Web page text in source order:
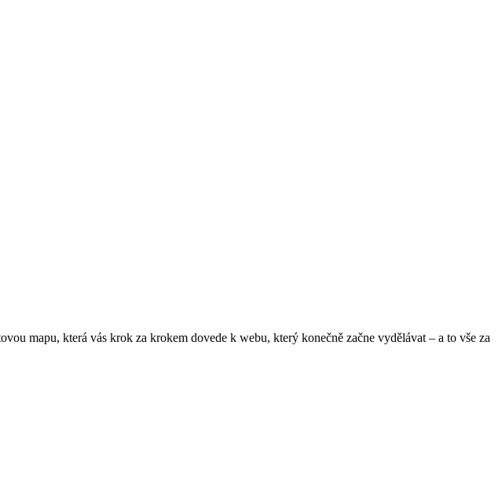
mapu, která vás krok za krokem dovede k webu, který konečně začne vydělávat – a to vše za